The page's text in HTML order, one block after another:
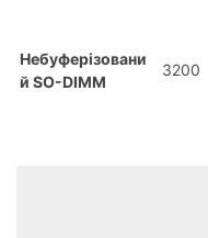
Небуферізовани
й SO-DIMM
3200